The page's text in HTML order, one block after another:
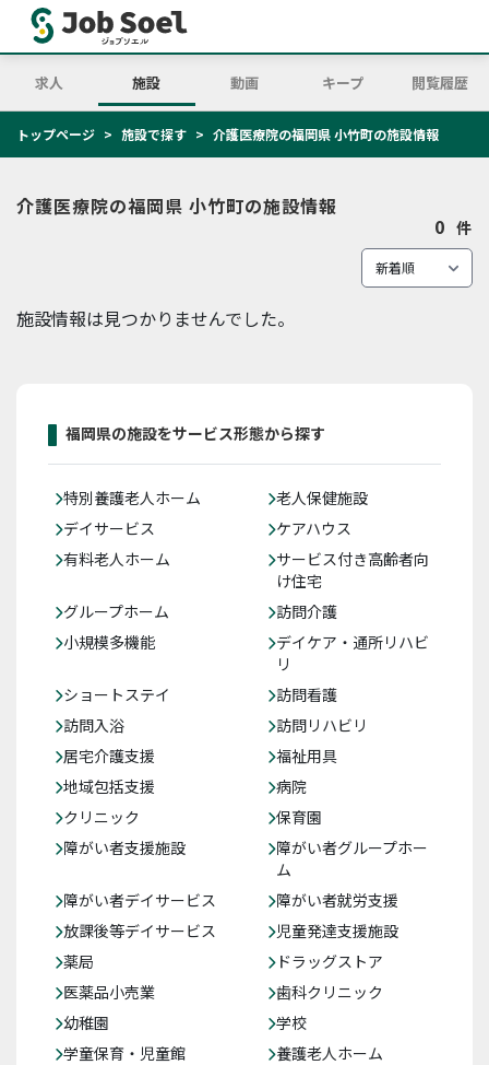
求人 施設 動画 キープ 閲覧履歴
トップページ 施設で探す 介護医療院の福岡県 小竹町の施設情報
介護医療院の福岡県 小竹町の施設情報
0 件
施設情報は見つかりませんでした。
福岡県の施設をサービス形態から探す
特別養護老人ホーム
老人保健施設
デイサービス
ケアハウス
有料老人ホーム
サービス付き高齢者向
け住宅
グループホーム
訪問介護
小規模多機能
デイケア・通所リハビ
リ
ショートステイ
訪問看護
訪問入浴
訪問リハビリ
居宅介護支援
福祉用具
地域包括支援
病院
クリニック
保育園
障がい者支援施設
障がい者グループホー
ム
障がい者デイサービス
障がい者就労支援
放課後等デイサービス
児童発達支援施設
薬局
ドラッグストア
医薬品小売業
歯科クリニック
幼稚園
学校
学童保育・児童館
養護老人ホーム